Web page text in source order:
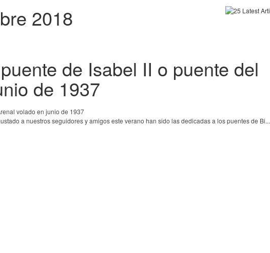
2018
de Isabel II o puente del
de 1937
a nuestros seguidores y amigos este verano han sido las dedicadas a los puentes de Bi...